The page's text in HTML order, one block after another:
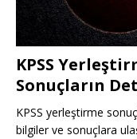
KPSS
Sonuçların
KPSS yerleştirme
bilgiler ve sonuçlara